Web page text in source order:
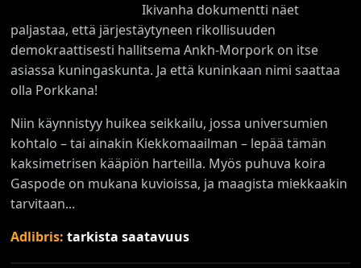
Ikivanha dokumentti näet
paljastaa, että järjestäytyneen rikollisuuden
demokraattisesti hallitsema Ankh-Morpork on itse
asiassa kuningaskunta. Ja että kuninkaan nimi saattaa
olla Porkkana!
Niin käynnistyy huikea seikkailu, jossa universumien
kohtalo – tai ainakin Kiekkomaailman – lepää tämän
kaksimetrisen kääpiön harteilla. Myös puhuva koira
Gaspode on mukana kuvioissa, ja maagista miekkaakin
tarvitaan...
Adlibris:tarkista saatavuus